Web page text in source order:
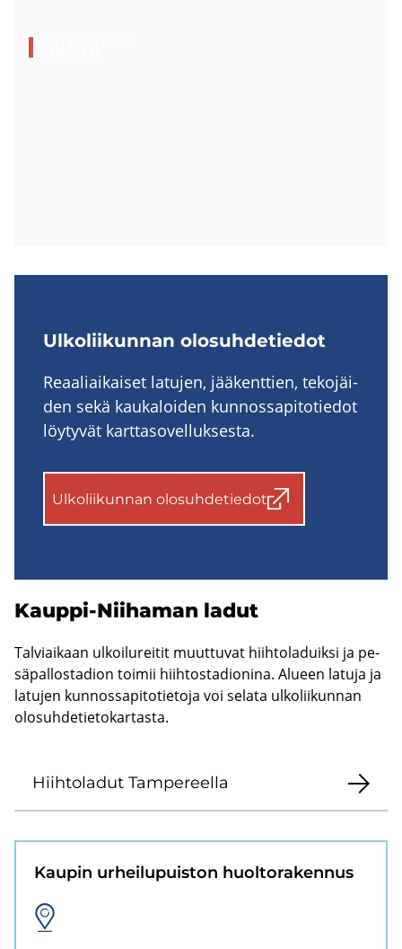
Ul­ko­lii­kun­nan olo­suh­de­tie­dot
Re­aa­liai­kai­set la­tu­jen, jää­kent­tien, te­ko­jäi­
den sekä kau­ka­loi­den kun­nos­sa­pi­to­tie­dot
löy­ty­vät kart­ta­so­vel­luk­ses­ta.
Ul­ko­lii­kun­nan olo­suh­de­tie­dot
Kauppi-​Niihaman ladut
Tal­viai­kaan ul­koi­lu­rei­tit muut­tu­vat hiih­to­la­duik­si ja pe­
sä­pal­los­ta­dion toi­mii hiih­tos­ta­dio­ni­na. Alu­een la­tu­ja ja
la­tu­jen kun­nos­sa­pi­to­tie­to­ja voi se­la­ta ul­ko­lii­kun­nan
olo­suh­de­tie­to­kar­tas­ta.
Hiih­to­la­dut Tam­pe­reel­la
Kau­pin ur­hei­lu­puis­ton huol­to­ra­ken­nus